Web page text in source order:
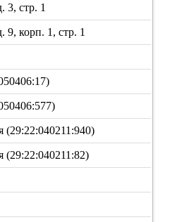
3, стр. 1
9, корп. 1, стр. 1
(29:22:040211:940)
(29:22:040211:82)